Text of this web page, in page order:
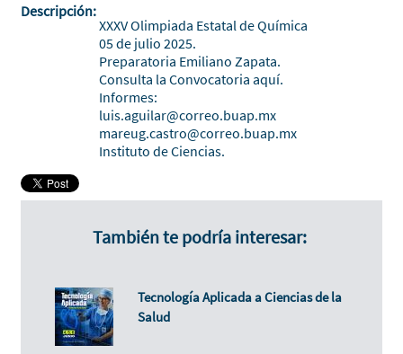
Descripción:
XXXV Olimpiada Estatal de Química
05 de julio 2025.
Preparatoria Emiliano Zapata.
Consulta laConvocatoria aquí.
Informes:
luis.aguilar@correo.buap.mx
mareug.castro@correo.buap.mx
Instituto de Ciencias.
También te podría interesar:
Tecnología Aplicada a Ciencias de la
Salud